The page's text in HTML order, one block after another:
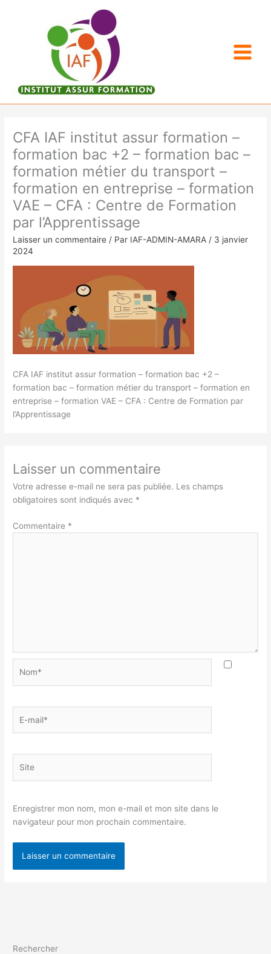
CFA IAF institut assur formation –
formation bac +2 – formation bac –
formation métier du transport –
formation en entreprise – formation
VAE – CFA : Centre de Formation
par l’Apprentissage
Laisser un commentaire / Par IAF-ADMIN-AMARA / 3 janvier
2024
CFA IAF institut assur formation – formation bac +2 –
formation bac – formation métier du transport – formation en
entreprise – formation VAE – CFA : Centre de Formation par
l’Apprentissage
Laisser un commentaire
Votre adresse e-mail ne sera pas publiée. Les champs
obligatoires sont indiqués avec *
Commentaire *
mail*
Enregistrer mon nom, mon e-mail et mon site dans le
navigateur pour mon prochain commentaire.
Rechercher